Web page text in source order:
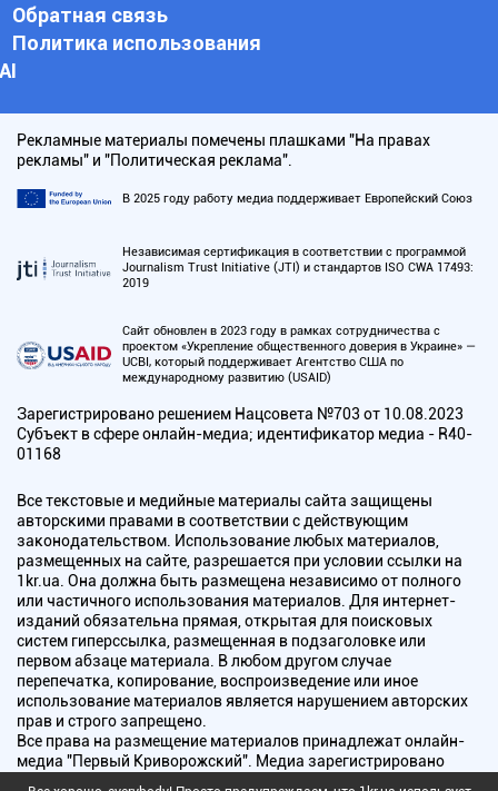
Обратная связь
Политика использования
АI
Рекламные материалы помечены плашками "На правах
рекламы" и "Политическая реклама".
В 2025 году работу медиа поддерживает Европейский Союз
Независимая сертификация в соответствии с программой
Journalism Trust Initiative (JTI) и стандартов ISO CWA 17493:
2019
Сайт обновлен в 2023 году в рамках сотрудничества с
проектом «Укрепление общественного доверия в Украине» —
UCBI, который поддерживает Агентство США по
международному развитию (USAID)
Зарегистрировано решением Нацсовета №703 от 10.08.2023
Субъект в сфере онлайн-медиа; идентификатор медиа - R40-
01168
Все текстовые и медийные материалы сайта защищены
авторскими правами в соответствии с действующим
законодательством. Использование любых материалов,
размещенных на сайте, разрешается при условии ссылки на
1kr.ua. Она должна быть размещена независимо от полного
или частичного использования материалов. Для интернет-
изданий обязательна прямая, открытая для поисковых
систем гиперссылка, размещенная в подзаголовке или
первом абзаце материала. В любом другом случае
перепечатка, копирование, воспроизведение или иное
использование материалов является нарушением авторских
прав и строго запрещено.
Все права на размещение материалов принадлежат онлайн-
медиа "Первый Криворожский". Медиа зарегистрировано